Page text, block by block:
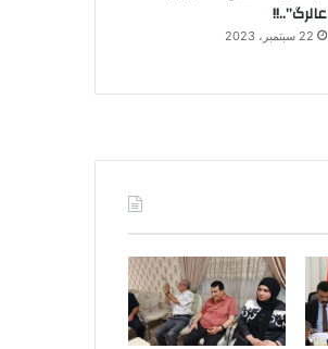
عالرگ”..!!
22 سبتمبر، 2023